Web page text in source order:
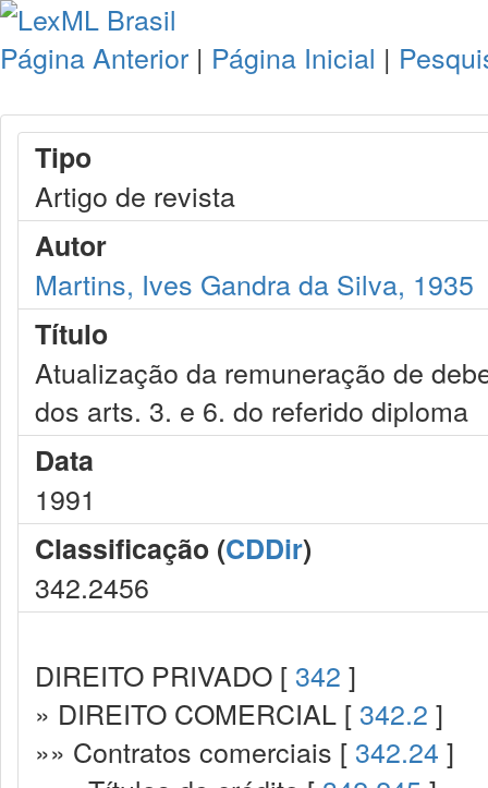
Página Anterior | Página Inicial |
Tipo
Artigo de revista
Autor
Martins, Ives Gandra da Silva, 1935
Título
Atualização da remuneração de
dos arts. 3. e 6. do referido diploma
Data
1991
Classificação (CDDir)
342.2456
DIREITO PRIVADO [ 342 ]
» DIREITO COMERCIAL [ 342.2 ]
»» Contratos comerciais [ 342.24 ]